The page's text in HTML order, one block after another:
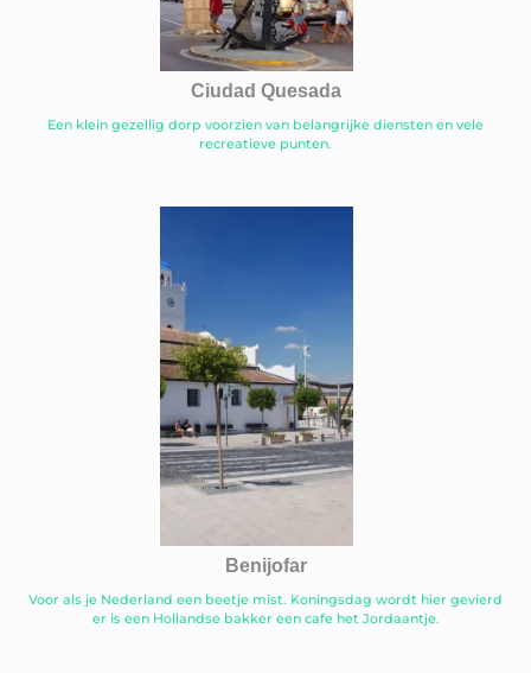
Ciudad Quesada
Een klein gezellig dorp voorzien van belangrijke diensten en vele
recreatieve punten.
Benijofar
Voor als je Nederland een beetje mist. Koningsdag wordt hier gevierd
er is een Hollandse bakker een cafe het Jordaantje.